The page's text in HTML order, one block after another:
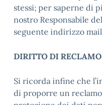
stessi; per saperne di
nostro Responsabile
seguente indirizzo
DIRITTO DI RECLAMO
Si ricorda infine che
di proporre un